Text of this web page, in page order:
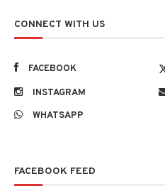
CONNECT WITH US
FACEBOOK
INSTAGRAM
WHATSAPP
FACEBOOK FEED